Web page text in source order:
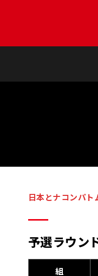
日本とナコンパト
予選ラウン
組